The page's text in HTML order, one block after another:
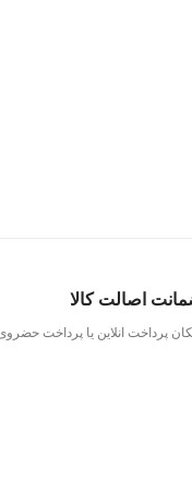
اصالت کالا
پرداخت انلاین یا پرداخت